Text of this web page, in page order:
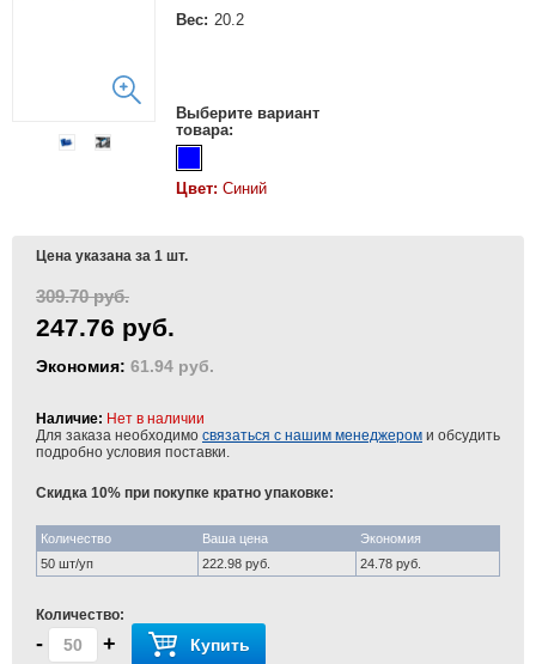
Вес: 20.2
Выберите вариант
товара:
Цвет: Синий
Цена указана за 1 шт.
309.70 руб.
247.76 руб.
Экономия: 61.94 руб.
Наличие: Нет в наличии
Для заказа необходимо связаться с нашим менеджером и обсудить
подробно условия поставки.
Скидка 10% при покупке кратно упаковке:
Количество Ваша цена
Экономия
50 шт/уп
222.98 руб. 24.78 руб.
Количество:
- + Купить